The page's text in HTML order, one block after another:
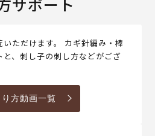
ただけます。 カギ針編み・棒
、刺し子の刺し方などがござ
方動画一覧